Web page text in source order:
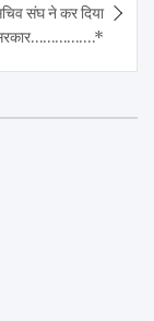
संघ ने कर दिया
सरकार…………….*